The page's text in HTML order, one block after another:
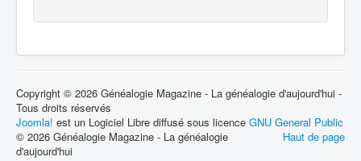
Copyright © 2026 Généalogie Magazine - La généalogie d'aujourd'hui -
Tous droits réservés
Joomla! est un Logiciel Libre diffusé sous licence GNU General Public
Haut de page
© 2026 Généalogie Magazine - La généalogie
d'aujourd'hui